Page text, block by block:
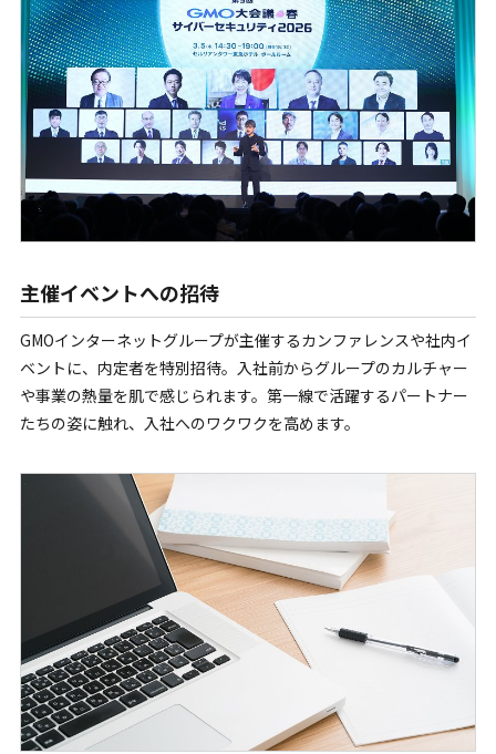
主催イベントへの招待
GMOインターネットグループが主催するカンファレンスや社内イ
ベントに、内定者を特別招待。入社前からグループのカルチャー
や事業の熱量を肌で感じられます。第一線で活躍するパートナー
たちの姿に触れ、入社へのワクワクを高めます。